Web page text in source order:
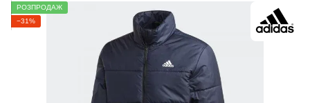
РОЗПРОДАЖ
−31%